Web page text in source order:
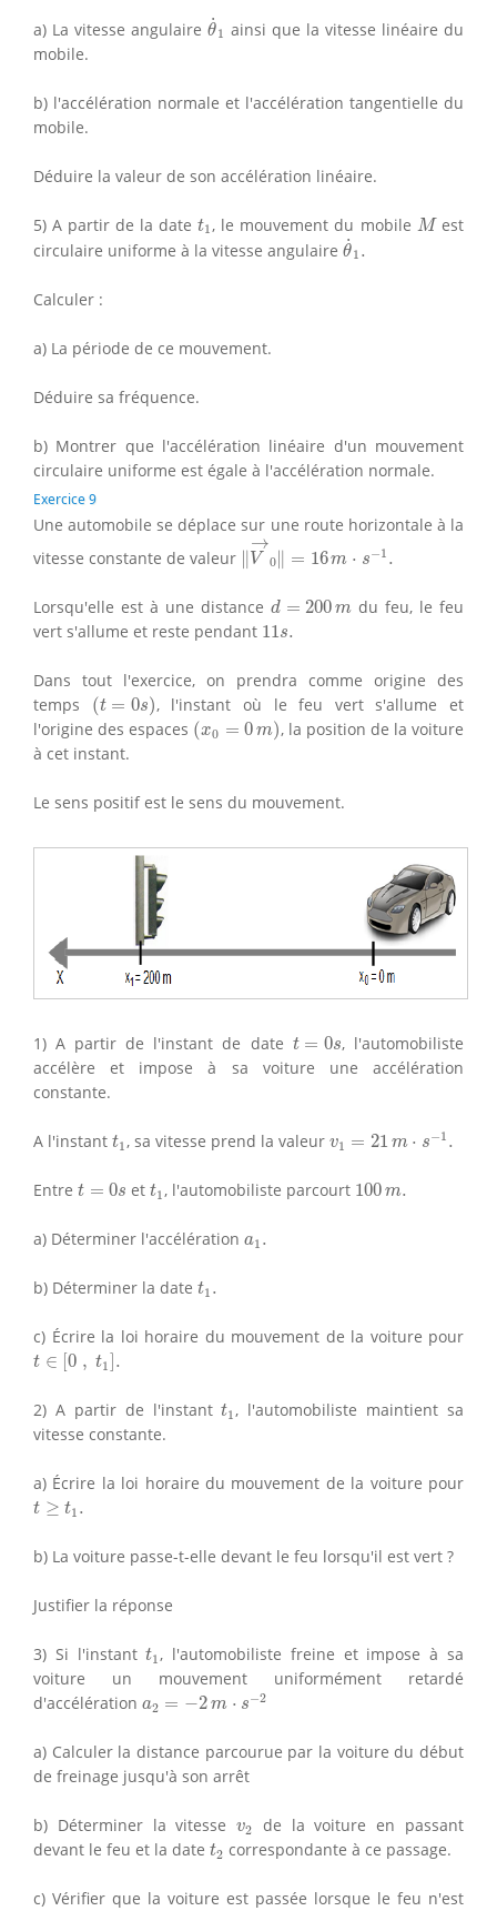
a) La vitesse angulaire˙
θ1
θ
ainsi que la vitesse linéaire du
mobile.
b) l'accélération normale et l'accélération tangentielle du
mobile.
Déduire la valeur de son accélération linéaire.
5) A partir de la datet1
t1, le mouvement du mobile M
Mest
circulaire uniforme à la vitesse angulaire ˙
θ1 .
θ 1.
Calculer :
a) La période de ce mouvement.
Déduire sa fréquence.
b) Montrer que l'accélération linéaire d'un mouvement
circulaire uniforme est égale à l'accélération normale.
Exercice 9
Une automobile se déplace sur une route horizontale à la
vitesse constante de valeur ∥
→
V 0∥ = 16m ⋅ s−1 .
‖V→0‖ =16m⋅s−1.
Lorsqu'elle est à une distance d = 200m
d 200m
du feu, le feu
vert s'allume et reste pendant 11s.
11s
Dans tout l'exercice, on prendra comme origine des
temps (t = 0s)
(t= s)
, l'instant où le feu vert s'allume et
l'origine des espaces (x0 = 0m)
(x0 m)
, la position de la voiture
à cet instant.
Le sens positif est le sens du mouvement.
1) A partir de l'instant de date t = 0s
t=0 s , l'automobiliste
accélère et impose à sa voiture une accélération
constante.
A l'instant t1
t , sa vitesse prend la valeur v1 = 21 m ⋅ s−1 .
21m 1.
Entre t = 0s
t =0 s ett1
t , l'automobiliste parcourt 100m.
100m
a) Déterminer l'accélération a1 .
a1
b) Déterminer la date t1 .
t
c) Écrire la loi horaire du mouvement de la voiture pour
t ∈ [0 , t1 .
t∈ 0, 1] .
2) A partir de l'instantt1
t , l'automobiliste maintient sa
vitesse constante.
a) Écrire la loi horaire du mouvement de la voiture pour
t ≥ t1 .
t ≥t1.
b) La voiture passe-t-elle devant le feu lorsqu'il est vert ?
Justifier la réponse
3) Si l'instantt1
t , l'automobiliste freine et impose à sa
voiture un mouvement uniformément retardé
d'accélération a2 = −2m ⋅ s−2
2=−2m⋅s−2
a) Calculer la distance parcourue par la voiture du début
de freinage jusqu'à son arrêt
b) Déterminer la vitessev2
v2 de la voiture en passant
devant le feu et la date t2
t correspondante à ce passage.
c) Vérifier que la voiture est passée lorsque le feu n'est